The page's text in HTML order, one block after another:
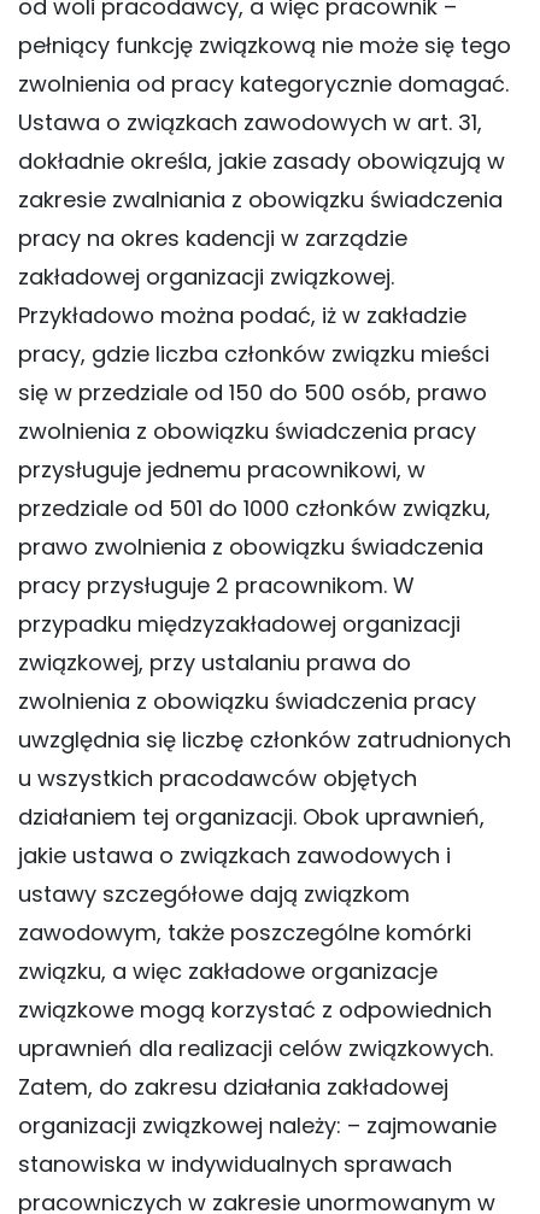
od woli pracodawcy, a więc pracownik –
pełniący funkcję związkową nie może się tego
zwolnienia od pracy kategorycznie domagać.
Ustawa o związkach zawodowych w art. 31,
dokładnie określa, jakie zasady obowiązują w
zakresie zwalniania z obowiązku świadczenia
pracy na okres kadencji w zarządzie
zakładowej organizacji związkowej.
Przykładowo można podać, iż w zakładzie
pracy, gdzie liczba członków związku mieści
się w przedziale od 150 do 500 osób, prawo
zwolnienia z obowiązku świadczenia pracy
przysługuje jednemu pracownikowi, w
przedziale od 501 do 1000 członków związku,
prawo zwolnienia z obowiązku świadczenia
pracy przysługuje 2 pracownikom. W
przypadku międzyzakładowej organizacji
związkowej, przy ustalaniu prawa do
zwolnienia z obowiązku świadczenia pracy
uwzględnia się liczbę członków zatrudnionych
u wszystkich pracodawców objętych
działaniem tej organizacji. Obok uprawnień,
jakie ustawa o związkach zawodowych i
ustawy szczegółowe dają związkom
zawodowym, także poszczególne komórki
związku, a więc zakładowe organizacje
związkowe mogą korzystać z odpowiednich
uprawnień dla realizacji celów związkowych.
Zatem, do zakresu działania zakładowej
organizacji związkowej należy: – zajmowanie
stanowiska w indywidualnych sprawach
pracowniczych w zakresie unormowanym w